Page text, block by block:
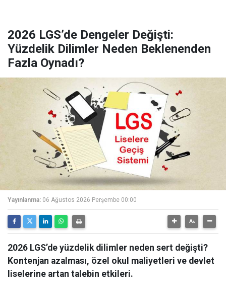
2026 LGS’de Dengeler Değişti:
Yüzdelik Dilimler Neden Beklenenden
Fazla Oynadı?
Yayınlanma: 06 Ağustos 2026 Perşembe 00:00
2026 LGS’de yüzdelik dilimler neden sert değişti?
Kontenjan azalması, özel okul maliyetleri ve devlet
liselerine artan talebin etkileri.